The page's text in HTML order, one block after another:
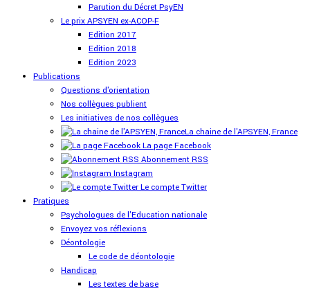
Parution du Décret PsyEN
Le prix APSYEN ex-ACOP-F
Edition 2017
Edition 2018
Edition 2023
Publications
Questions d'orientation
Nos collègues publient
Les initiatives de nos collègues
La chaine de l'APSYEN, France
La page Facebook
Abonnement RSS
Instagram
Le compte Twitter
Pratiques
Psychologues de l'Education nationale
Envoyez vos réflexions
Déontologie
Le code de déontologie
Handicap
Les textes de base